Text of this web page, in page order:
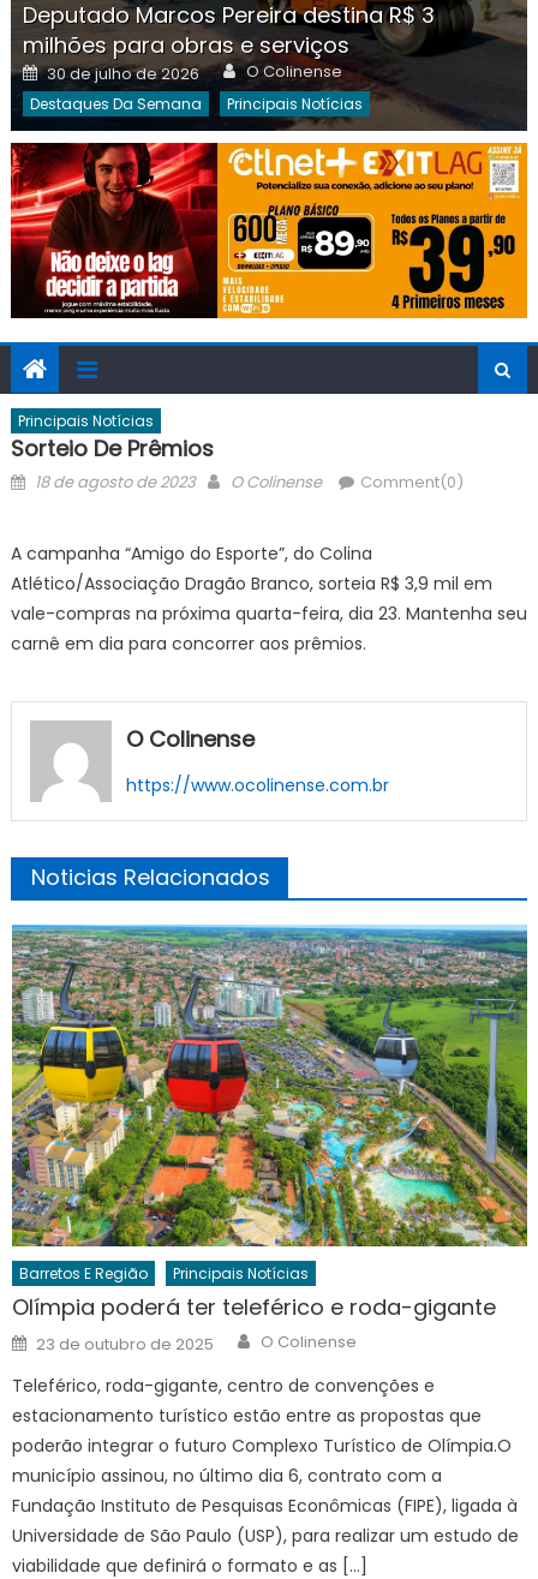
Deputado Marcos Pereira destina R$ 3
milhões para obras e serviços
Posted
on
30 de julho de 2026 Author
O Colinense
Destaques Da Semana Principais Notícias
Principais Notícias
Sorteio De Prêmios
Posted
18 de agosto de 2023 Author
O Colinense Comment(0)
A campanha “Amigo do Esporte”, do Colina
Atlético/Associação Dragão Branco, sorteia R$ 3,9 mil em
vale-compras na próxima quarta-feira, dia 23. Mantenha seu
carnê em dia para concorrer aos prêmios.
O Colinense
https://www.ocolinense.com.br
Noticias Relacionados
Barretos E Região Principais Notícias
Olímpia poderá ter teleférico e roda-gigante
Posted
on
23 de outubro de 2025 Author
O Colinense
Teleférico, roda-gigante, centro de convenções e
estacionamento turístico estão entre as propostas que
poderão integrar o futuro Complexo Turístico de Olímpia.O
município assinou, no último dia 6, contrato com a
Fundação Instituto de Pesquisas Econômicas (FIPE), ligada à
Universidade de São Paulo (USP), para realizar um estudo de
viabilidade que definirá o formato e as […]